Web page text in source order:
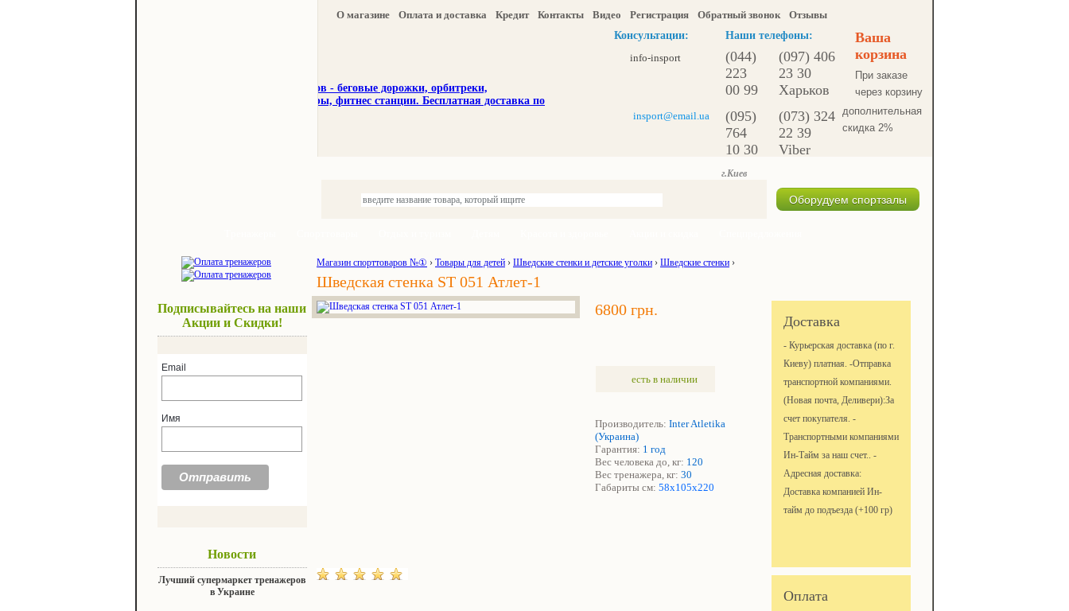
О магазине Оплата и доставка Кредит Контакты Видео Регистрация Обратный звонок
Отзывы
Консультации:
Наши телефоны:
Ваша
корзина
При заказе
через корзину
дополнительная
скидка 2%
info-insport
(044)
223
00 99
(097) 406
23 30
Харьков
insport@email.ua
(095)
764
10 30
(073) 324
22 39
Viber
г.Киев
Оборудуем спортзалы
Подписывайтесь на наши
Акции и Скидки!
Email
Имя
Новости
Лучший супермаркет тренажеров
в Украине
Магазин спорттоваров №① › Товары для детей › Шведские стенки и детские уголки › Шведские стенки ›
Шведская стенка ST 051 Атлет-1
6800 грн.
есть в наличии
Производитель: Inter Atletika
(Украина)
Гарантия: 1 год
Вес человека до, кг: 120
Вес тренажера, кг: 30
Габариты см: 58х105х220
Доставка
- Курьерская доставка (по г.
Киеву) платная. -Отправка
транспортной компаниями.
(Новая почта, Деливери):За
счет покупателя. -
Транспортными компаниями
Ин-Тайм за наш счет.. -
Адресная доставка:
Доставка компанией Ин-
тайм до подъезда (+100 гр)
Оплата